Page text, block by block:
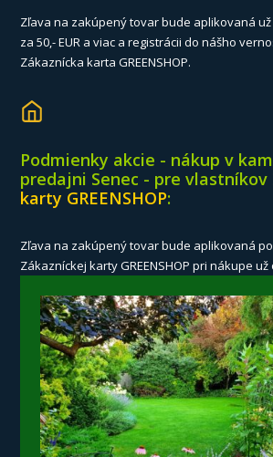
Zľava na zakúpený tovar bude aplikovaná
za 50,- EUR a viac a registrácii do nášho
Zákaznícka karta GREENSHOP.
Podmienky akcie - nákup v
predajni Senec - pre vlastníkov
karty GREENSHOP:
Zľava na zakúpený tovar bude aplikovaná
Zákazníckej karty GREENSHOP pri nákupe už